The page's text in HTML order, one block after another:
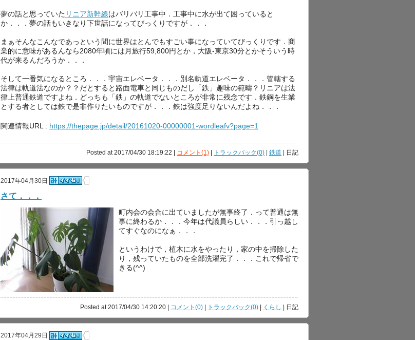
夢の話と思っていた リニア新幹線はバリバリ工事中．工事中に水が出て困っていると
か．．．夢の話もいきなり下世話になってびっくりですが．．．
まぁそんなこんなであっという間に世界はとんでもすごい事になっていてびっくりです．商
業的に意味があるんなら2080年頃には月旅行59,800円とか，大阪-東京30分とかそういう時
代が来るんだろうか．．．
そして一番気になるところ．．．宇宙エレベータ．．．別名軌道エレベータ．．．管轄する
法律は軌道法なのか？？だとすると路面電車と同じものだし「鉄」趣味の範疇？リニアは法
律上普通鉄道ですよね．どっちも「鉄」の軌道でないところが非常に残念です．鉄鋼を生業
とする者としては鉄で是非作りたいものですが．．．鉄は強度足りないんだよね．．．
関連情報URL : https://thepage.jp/detail/20161020-00000001-wordleafv?page=1
Posted at 2017/04/30 18:19:22 | コメント(1) | トラックバック(0) | 鉄道 | 日記
2017年04月30日
さて．．．
町内会の会合に出ていましたが無事終了．って普通は無
事に終わるか．．．今年は代議員らしい．．．引っ越し
てすぐなのになぁ．．．
というわけで，植木に水をやったり，家の中を掃除した
り，残っていたものを全部洗濯完了．．．これで帰省で
きる(^^)
Posted at 2017/04/30 14:20:20 | コメント(0) トラックバック(0) くらし | 日記
2017年04月29日